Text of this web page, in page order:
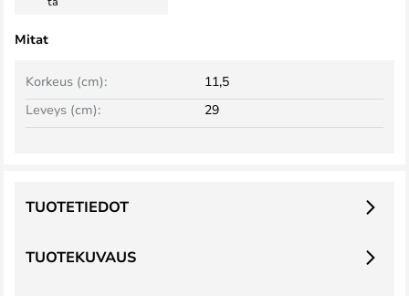
Mitat
Leveys (cm): 29
Korkeus (cm): 11,5
TUOTEKUVAUS
TUOTETIEDOT